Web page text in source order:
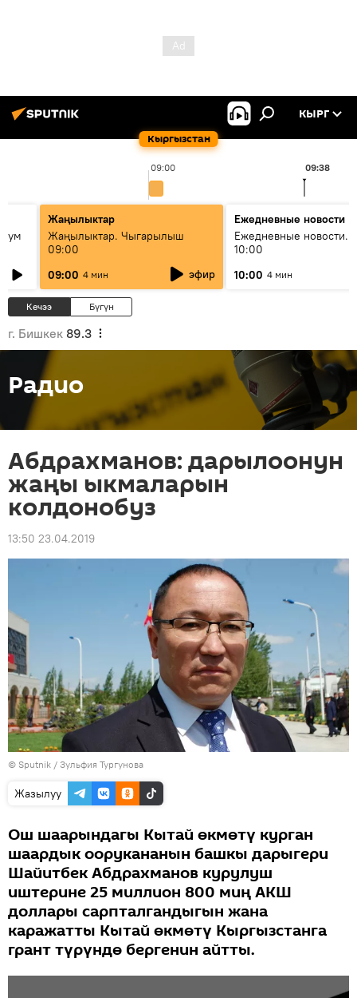
Кыргызстан
КЫРГ
09:00 09:38
Жаңылыктар
Жаңылыктар. Чыгарылыш
09:00
09:00 4 мин эфир
Ежедневные новости
Ежедневные новости.
10:00
10:00 4 мин
Кечээ Бүгүн
г. Бишкек 89.3
Радио
Абдрахманов: дарылоонун
жаңы ыкмаларын
колдонобуз
13:50 23.04.2019
© Sputnik / Зульфия Тургунова
Жазылуу
Ош шаарындагы Кытай өкмөтү курган
шаардык оорукананын башкы дарыгери
Шайитбек Абдрахманов курулуш
иштерине 25 миллион 800 миң АКШ
доллары сарпталгандыгын жана
каражатты Кытай өкмөтү Кыргызстанга
грант түрүндө бергенин айтты.